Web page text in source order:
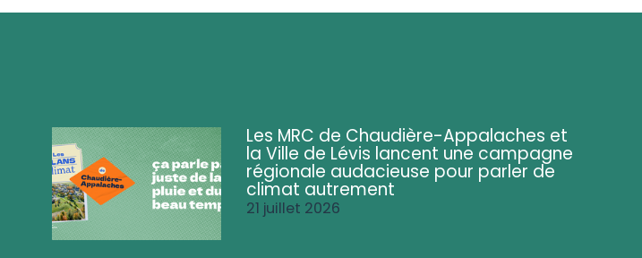
Les MRC de Chaudière-Appalaches et
la Ville de Lévis lancent une campagne
régionale audacieuse pour parler de
climat autrement
21 juillet 2026